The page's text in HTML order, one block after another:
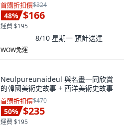
首購折扣價$324
48% $166
運費 $195
8/10 星期一 預計送達
WOW免運
Neulpureunaideul 與名畫一同欣賞
的韓國美術史故事 + 西洋美術史故事
首購折扣價$470
50% $235
運費 $195